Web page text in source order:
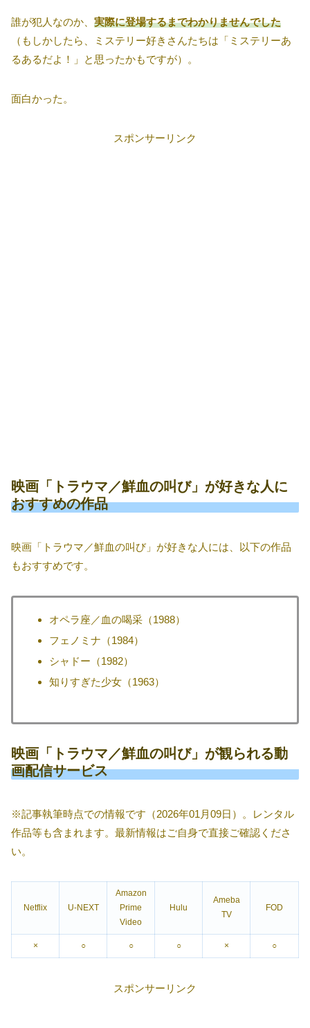
誰が犯人なのか、 実際に登場するまでわかりませんでした
（もしかしたら、ミステリー好きさんたちは「ミステリーあ
るあるだよ！」と思ったかもですが）。
面白かった。
スポンサーリンク
映画「トラウマ／鮮血の叫び」が好きな人に
おすすめの作品
映画「トラウマ／鮮血の叫び」が好きな人には、以下の作品
もおすすめです。
オペラ座／血の喝采（1988）
フェノミナ（1984）
シャドー（1982）
知りすぎた少女（1963）
映画「トラウマ／鮮血の叫び」が観られる動
画配信サービス
※記事執筆時点での情報です（2026年01月09日）。レンタル
作品等も含まれます。最新情報はご自身で直接ご確認くださ
い。
Netflix U-NEXT
Amazon
Prime
Video
Hulu
Ameba
TV
FOD
× ○ ○ ○ × ○
スポンサーリンク